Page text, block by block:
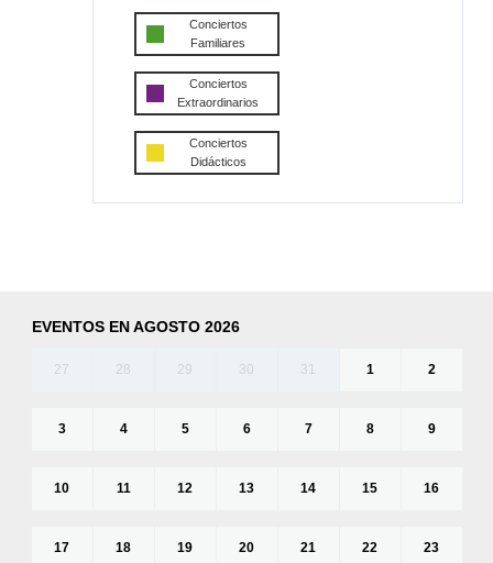
Conciertos
Familiares
Conciertos
Extraordinarios
Conciertos
Didácticos
EVENTOS EN AGOSTO 2026
27 28 29 30 31 1 2
3 4 5 6 7 8 9
10 11 12 13 14 15 16
17 18 19 20 21 22 23